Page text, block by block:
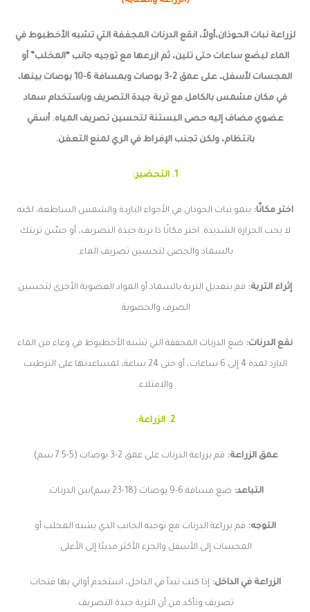
لزراعة نبات الحوذان،أولاً، انقع الدرنات المجففة التي تشبه الأخطبوط في
الماء لبضع ساعات حتى تلين، ثم ازرعها مع توجيه جانب “المخلب” أو
المجسات لأسفل، على عمق 2-3 بوصات وبمسافة 6-10 بوصات بينها،
في مكان مشمس بالكامل مع تربة جيدة التصريف وباستخدام سماد
عضوي مضاف إليه حصى البستنة لتحسين تصريف المياه. أسقي
بانتظام، ولكن تجنب الإفراط في الري لمنع التعفن.
1. التحضير:
اختر مكانًا: ينمو نبات الحوذان في الأجواء الباردة والشمس الساطعة، لكنه
لا يحب الحرارة الشديدة. اختر مكانًا ذا تربة جيدة التصريف، أو حسّن تربتك
بالسماد والحصى لتحسين تصريف الماء.
إثراء التربة: قم بتعديل التربة بالسماد أو المواد العضوية الأخرى لتحسين
الصرف والخصوبة.
نقع الدرنات: ضع الدرنات المجففة التي تشبه الأخطبوط في وعاء من الماء
البارد لمدة 4 إلى 6 ساعات، أو حتى 24 ساعة، لمساعدتها على الترطيب
والامتلاء.
2. الزراعة:
عمق الزراعة: قم بزراعة الدرنات على عمق 2-3 بوصات (5-7.5 سم).
التباعد: ضع مسافة 6-9 بوصات (18-23 سم)بين الدرنات.
التوجه: قم بزراعة الدرنات مع توجيه الجانب الذي يشبه المخلب أو
المجسات إلى الأسفل والجزء الأكثر مدببًا إلى الأعلى.
الزراعة في الداخل: إذا كنت تبدأ في الداخل، استخدم أواني بها فتحات
تصريف وتأكد من أن التربة جيدة التصريف.